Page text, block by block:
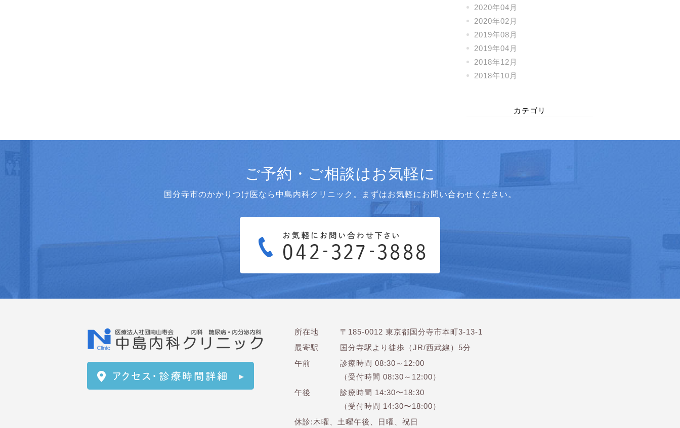
2020年04月
2020年02月
2019年08月
2019年04月
2018年12月
2018年10月
カテゴリ
ご予約・ご相談はお気軽に
国分寺市のかかりつけ医なら中島内科クリニック。まずはお気軽にお問い合わせください。
所在地
〒185-0012 東京都国分寺市本町3-13-1
最寄駅
国分寺駅より徒歩（JR/西武線）5分
午前
診療時間 08:30～12:00
（受付時間 08:30～12:00）
午後
診療時間 14:30〜18:30
（受付時間 14:30〜18:00）
休診:木曜、土曜午後、日曜、祝日